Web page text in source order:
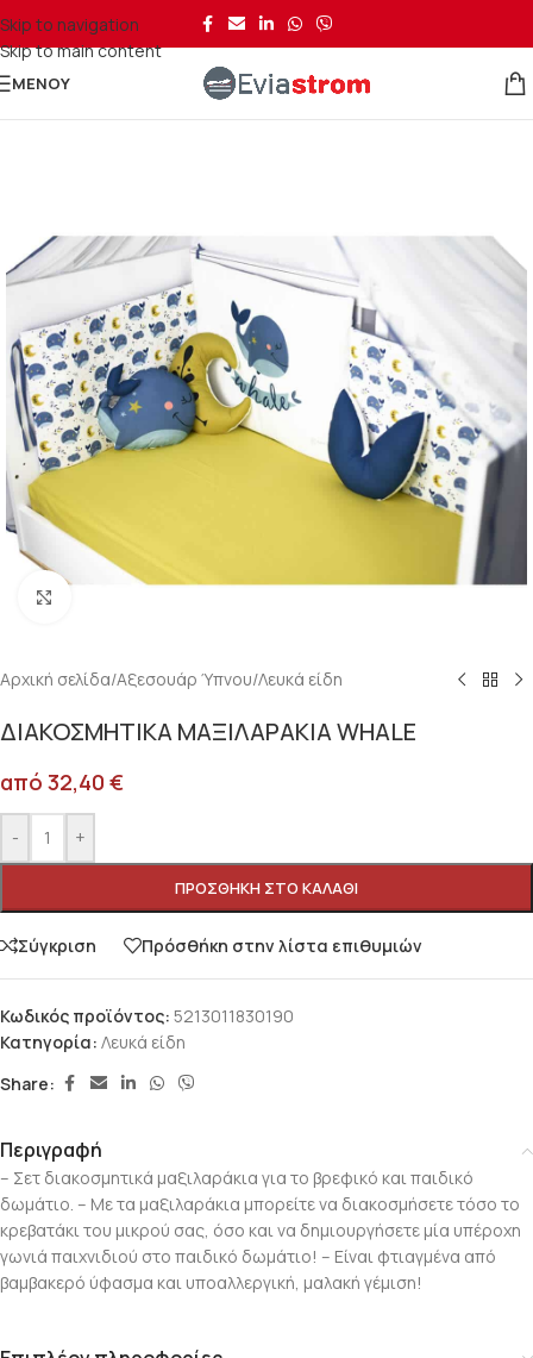
Skip to navigation
Skip to main content
ΜΕΝΟΎ
Αρχική σελίδα/Αξεσουάρ Ύπνου/Λευκά είδη
ΔΙΑΚΟΣΜΗΤΙΚΑ ΜΑΞΙΛΑΡΑΚΙΑ WHALE
από 32,40 €
- +
ΠΡΟΣΘΉΚΗ ΣΤΟ ΚΑΛΆΘΙ
Σύγκριση Πρόσθήκη στην λίστα επιθυμιών
Κωδικός προϊόντος: 5213011830190
Κατηγορία: Λευκά είδη
Share:
Περιγραφή
– Σετ διακοσμητικά μαξιλαράκια για το βρεφικό και παιδικό
δωμάτιο. – Με τα μαξιλαράκια μπορείτε να διακοσμήσετε τόσο το
κρεβατάκι του μικρού σας, όσο και να δημιουργήσετε μία υπέροχη
γωνιά παιχνιδιού στο παιδικό δωμάτιο! – Είναι φτιαγμένα από
βαμβακερό ύφασμα και υποαλλεργική, μαλακή γέμιση!